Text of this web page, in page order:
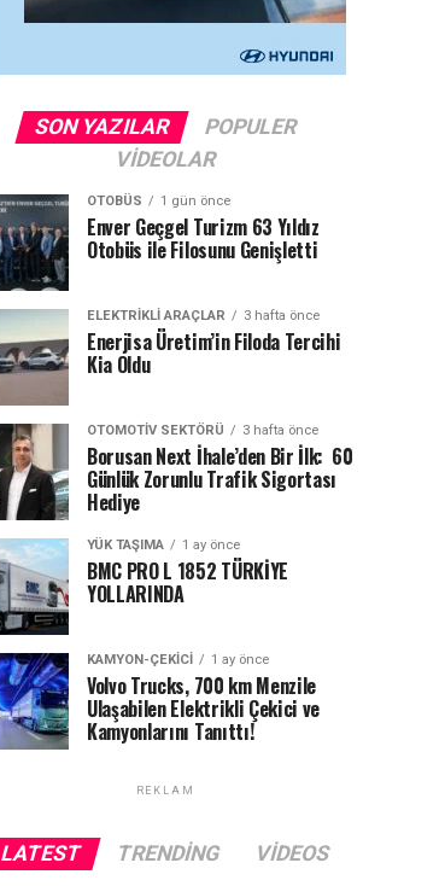
SON YAZILAR
POPULER
VIDEOLAR
OTOBÜS 1 gün önce
Enver Geçgel Turizm 63 Yıldız
Otobüs ile Filosunu Genişletti
ELEKTRIKLI ARAÇLAR 3 hafta önce
Enerjisa Üretim’in Filoda Tercihi
Kia Oldu
OTOMOTIV SEKTÖRÜ 3 hafta önce
Borusan Next İhale’den Bir İlk: 60
Günlük Zorunlu Trafik Sigortası
Hediye
YÜK TAŞIMA 1 ay önce
BMC PRO L 1852 TÜRKİYE
YOLLARINDA
KAMYON-ÇEKICI 1 ay önce
Volvo Trucks, 700 km Menzile
Ulaşabilen Elektrikli Çekici ve
Kamyonlarını Tanıttı!
REKLAM
LATEST TRENDING VIDEOS